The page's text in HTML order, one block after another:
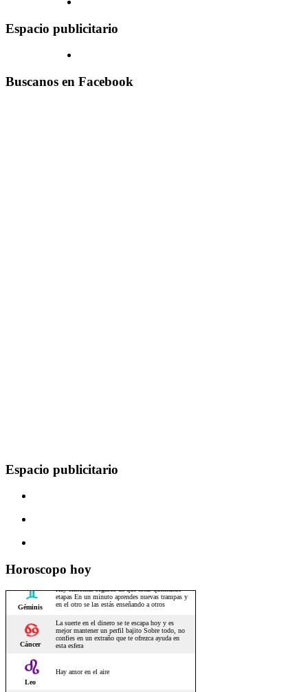
Espacio publicitario
Buscanos en Facebook
Espacio publicitario
Horoscopo hoy